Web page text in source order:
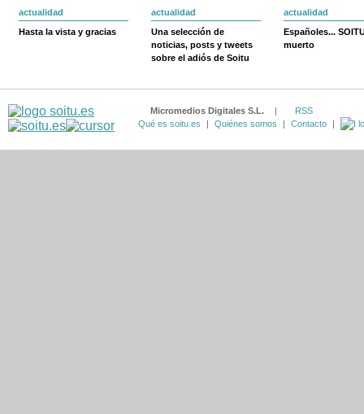
actualidad
Hasta la vista y gracias
actualidad
Una selección de
noticias, posts y tweets
sobre el adiós de Soitu
actualidad
Españoles...
muerto
Micromedios Digitales S.L. |
RSS
Qué es soitu.es
| Quiénes somos | Contacto |